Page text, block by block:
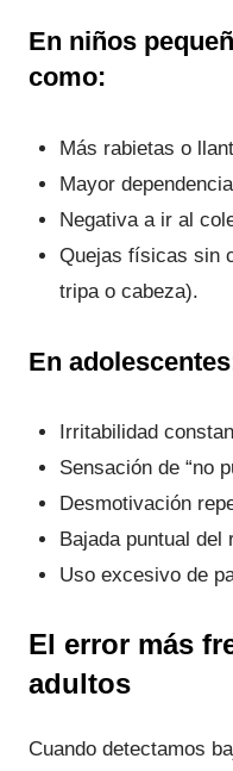
En niños
como:
Más rabietas o
Mayor
Negativa a ir al
Quejas físicas sin
tripa o cabeza).
En
Irritabilidad
Sensación de “no
Desmotivación
Bajada puntual del
Uso excesivo de
El error más
adultos
Cuando detectamos